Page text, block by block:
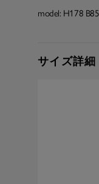
model: H178
サイズ詳細